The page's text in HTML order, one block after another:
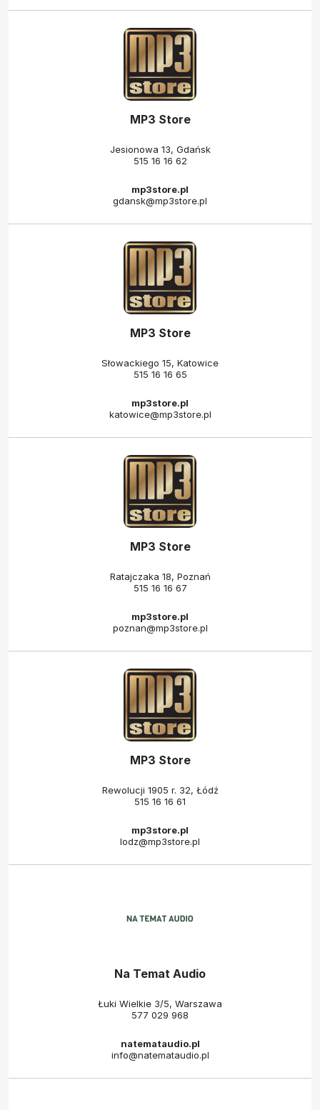
MP3 Store
Jesionowa 13, Gdańsk
515 16 16 62
mp3store.pl
gdansk@mp3store.pl
MP3 Store
Słowackiego 15, Katowice
515 16 16 65
mp3store.pl
katowice@mp3store.pl
MP3 Store
Ratajczaka 18, Poznań
515 16 16 67
mp3store.pl
poznan@mp3store.pl
MP3 Store
Rewolucji 1905 r. 32, Łódź
515 16 16 61
mp3store.pl
lodz@mp3store.pl
Na Temat Audio
Łuki Wielkie 3/5, Warszawa
577 029 968
natemataudio.pl
info@natemataudio.pl